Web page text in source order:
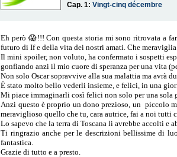
Cap. 1:Vingt-cinq décembre
Eh però 😱!!! Con questa storia mi sono ritrovata a
futuro di If e della vita dei nostri amati. Che
Il mini spoiler, non voluto, ha confermato i sospetti
gonfiando anzi il mio cuore di speranza per una vita
Non solo Oscar sopravvive alla sua malattia ma avrà
È stato molto bello vederli insieme, e felici, in una
Mi piace immaginarli così felici non solo per una sola
Anzi questo è proprio un dono prezioso, un piccolo
meraviglioso quello che tu, cara autrice, fai a noi tutti
Lo sapevo che la terra di Toscana li avrebbe accolti e
Ti ringrazio anche per le descrizioni bellissime di
fantastica.
Grazie di tutto e a presto.